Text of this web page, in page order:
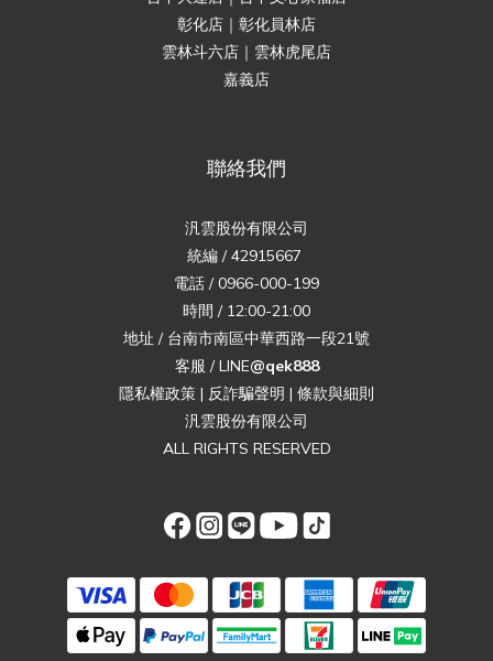
彰化店｜彰化員林店
雲林斗六店｜雲林虎尾店
嘉義店
聯絡我們
汎雲股份有限公司
統編 / 42915667
電話 / 0966-000-199
時間 / 12:00-21:00
地址 / 台南市南區中華西路一段21號
客服 / LINE@qek888
隱私權政策 | 反詐騙聲明 | 條款與細則
汎雲股份有限公司
ALL RIGHTS RESERVED